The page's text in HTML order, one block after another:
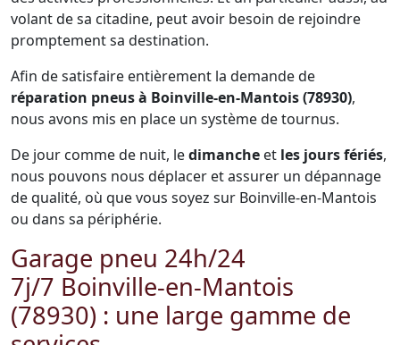
volant de sa citadine, peut avoir besoin de rejoindre
promptement sa destination.
Afin de satisfaire entièrement la demande de
réparation pneus à Boinville-en-Mantois (78930),
nous avons mis en place un système de tournus.
De jour comme de nuit, ledimanche et les jours fériés,
nous pouvons nous déplacer et assurer un dépannage
de qualité, où que vous soyez sur Boinville-en-Mantois
ou dans sa périphérie.
Garage pneu 24h/24
7j/7 Boinville-en-Mantois
(78930) : une large gamme de